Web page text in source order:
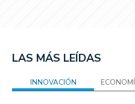
LAS MÁS LEÍDAS
INNOVACIÓN